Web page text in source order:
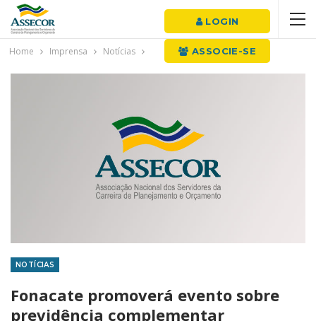
LOGIN
ASSOCIE-SE
Home Imprensa Notícias
NOTÍCIAS
Fonacate promoverá evento sobre
previdência complementar